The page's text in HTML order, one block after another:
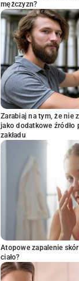
mężczyzn?
Zarabiaj na tym, że nie
jako dodatkowe
zakładu
Atopowe zapalenie
ciało?